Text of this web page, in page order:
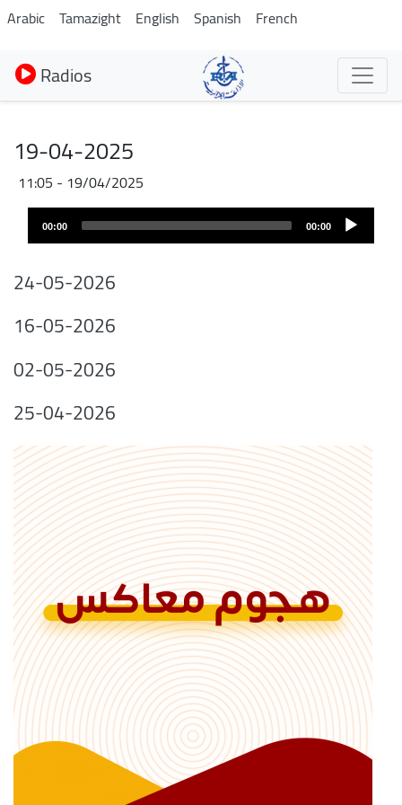
Aller
au
contenu
principal
Arabic Tamazight English Spanish French
Radios
19-04-2025
19/04/2025 - 11:05
Fichier
audio
00:00
00:00
24-05-2026
16-05-2026
02-05-2026
25-04-2026